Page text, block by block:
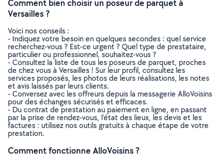
Comment bien choisir un poseur de parquet à
Versailles ?
Voici nos conseils :
- Indiquez votre besoin en quelques secondes : quel service
recherchez-vous ? Est-ce urgent ? Quel type de prestataire,
particulier ou professionnel, souhaitez-vous ?
- Consultez la liste de tous les poseurs de parquet, proches
de chez vous à Versailles ! Sur leur profil, consultez les
services proposés, les photos de leurs réalisations, les notes
et avis laissés par leurs clients.
- Conversez avec les offreurs depuis la messagerie AlloVoisins
pour des échanges sécurisés et efficaces.
- Du contrat de prestation au paiement en ligne, en passant
par la prise de rendez-vous, l’état des lieux, les devis et les
factures : utilisez nos outils gratuits à chaque étape de votre
prestation.
Comment fonctionne AlloVoisins ?